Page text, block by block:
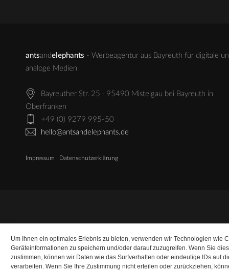
Um Ihnen ein optimales Erlebnis zu bieten, verwenden wir Technologien wie
Geräteinformationen zu speichern und/oder darauf zuzugreifen. Wenn Sie
zustimmen, können wir Daten wie das Surfverhalten oder eindeutige IDs auf
verarbeiten. Wenn Sie Ihre Zustimmung nicht erteilen oder zurückziehen,
antsandelephants - Werbeagentur aus Bayreuth für digitale
analoge Medien
Bayreuther Str. 25 · 95490 Mistelgau bei Bayreuth in
Oberfranken
+49 (0) 9279 995-50
hello@antsandelephants.de
Impressum · Datenschutzerklärung